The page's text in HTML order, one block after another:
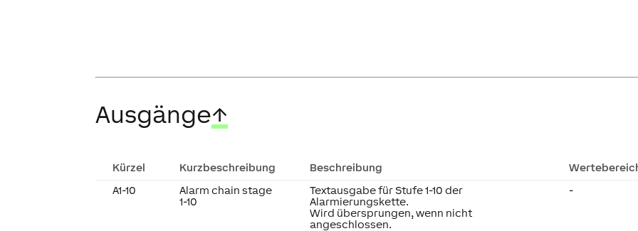
Ausgänge↑
Kürzel Kurzbeschreibung Beschreibung
A1-10
Alarm chain stage
1-10
Textausgabe für Stufe 1-10 der
Alarmierungskette.
Wird übersprungen, wenn nicht
angeschlossen.
-